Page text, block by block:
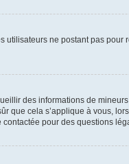
ne postant pas
des informations de
que cela s’applique à vous,
pour des questions